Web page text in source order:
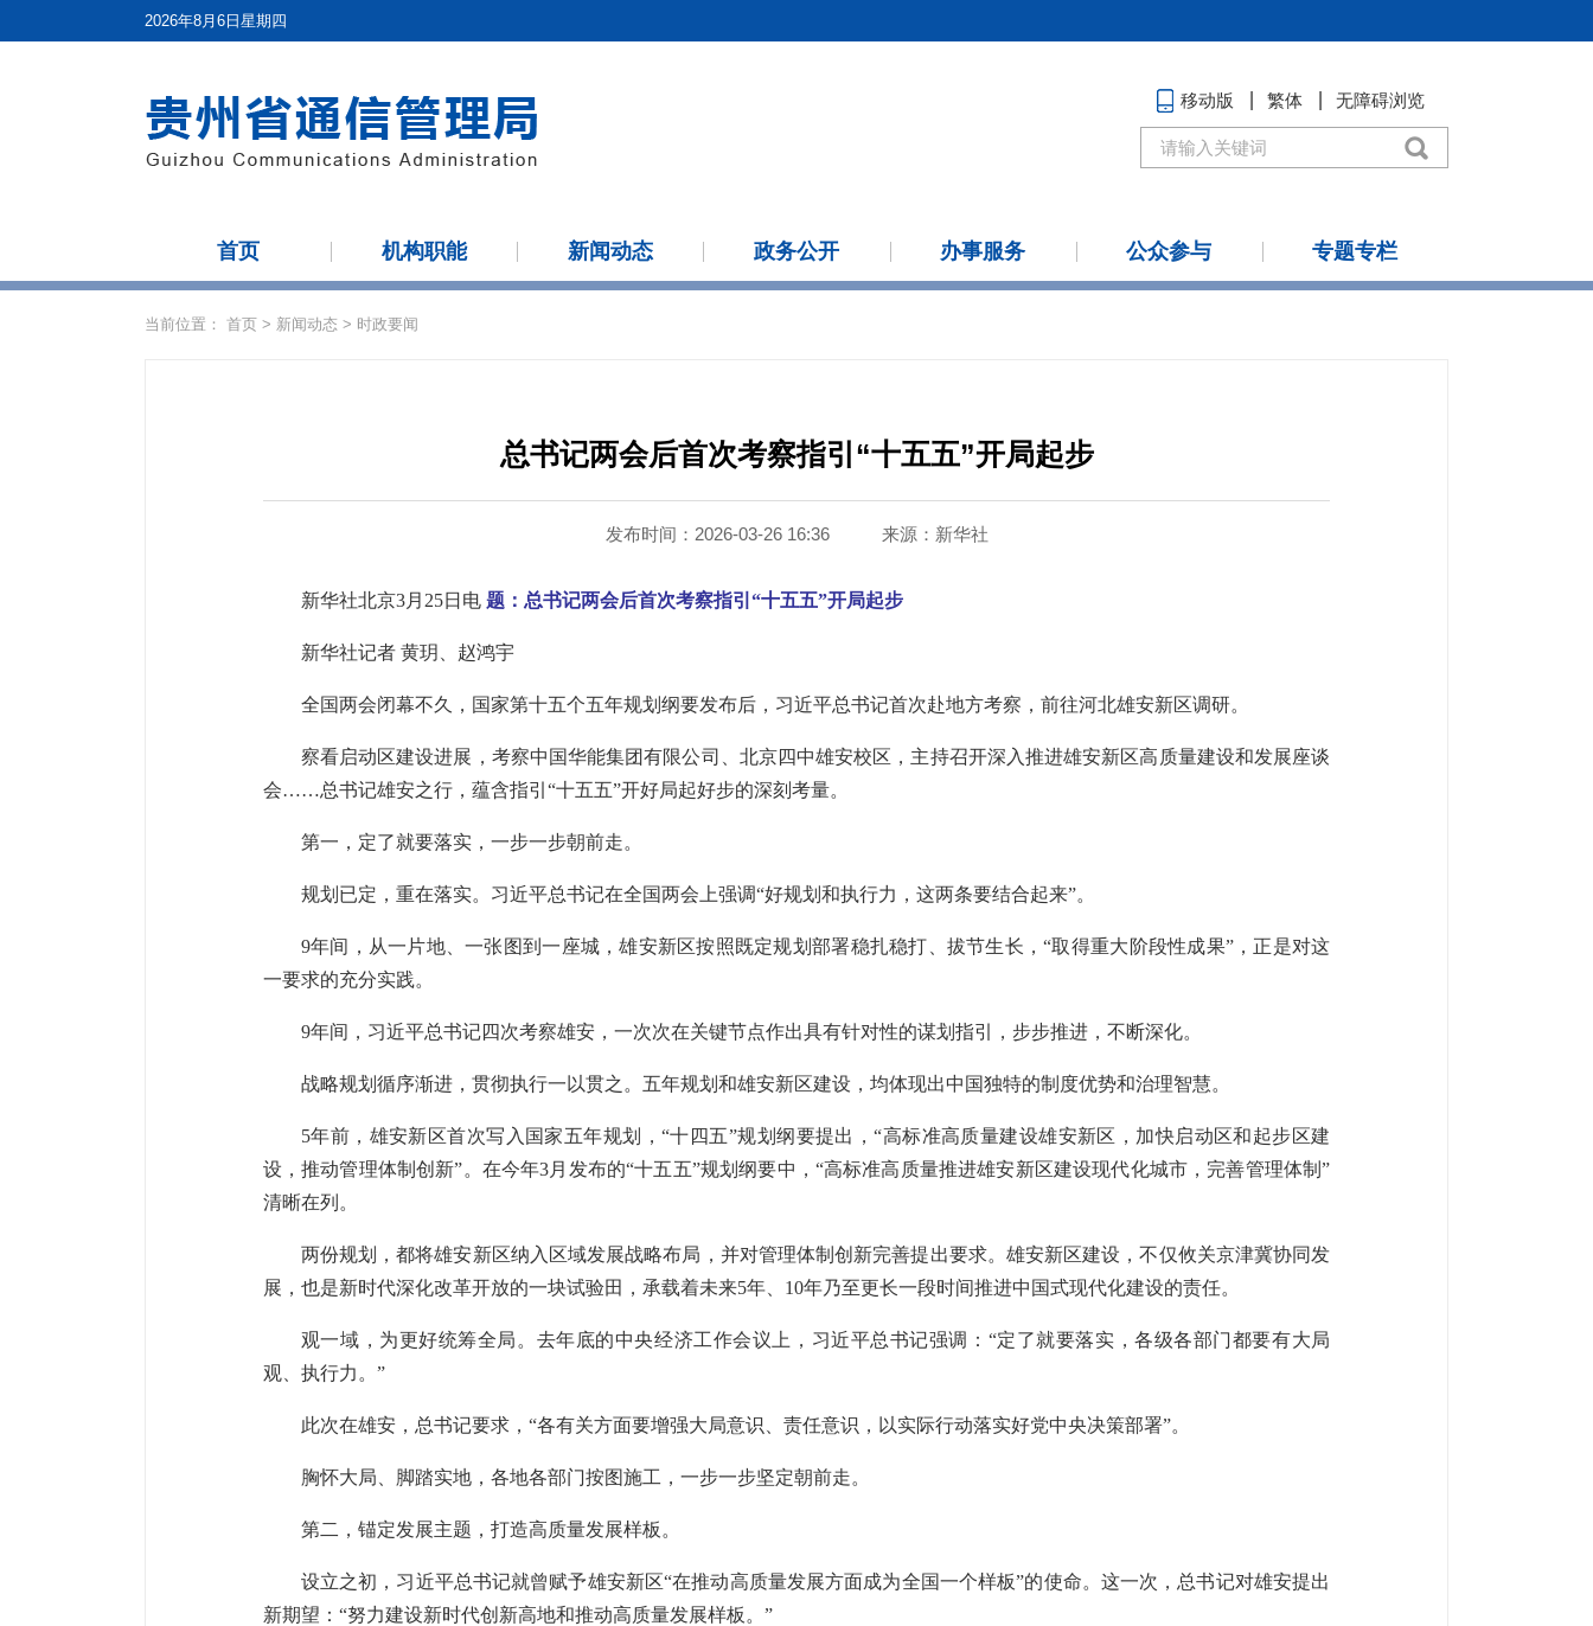
2026年8月6日星期四
移动版 繁体 无障碍浏览
首页 机构职能 新闻动态 政务公开 办事服务 公众参与 专题专栏
当前位置： 首页 > 新闻动态 > 时政要闻
总书记两会后首次考察指引“十五五”开局起步
发布时间：2026-03-26 16:36 来源： 新华社
新华社北京3月25日电 题：总书记两会后首次考察指引“十五五”开局起步
新华社记者 黄玥、赵鸿宇
全国两会闭幕不久，国家第十五个五年规划纲要发布后，习近平总书记首次赴地方考察，前往河北雄安新区调研。
察看启动区建设进展，考察中国华能集团有限公司、北京四中雄安校区，主持召开深入推进雄安新区高质量建设和发展座谈
会……总书记雄安之行，蕴含指引“十五五”开好局起好步的深刻考量。
第一，定了就要落实，一步一步朝前走。
规划已定，重在落实。习近平总书记在全国两会上强调“好规划和执行力，这两条要结合起来”。
9年间，从一片地、一张图到一座城，雄安新区按照既定规划部署稳扎稳打、拔节生长，“取得重大阶段性成果”，正是对这
一要求的充分实践。
9年间，习近平总书记四次考察雄安，一次次在关键节点作出具有针对性的谋划指引，步步推进，不断深化。
战略规划循序渐进，贯彻执行一以贯之。五年规划和雄安新区建设，均体现出中国独特的制度优势和治理智慧。
5年前，雄安新区首次写入国家五年规划，“十四五”规划纲要提出，“高标准高质量建设雄安新区，加快启动区和起步区建
设，推动管理体制创新”。在今年3月发布的“十五五”规划纲要中，“高标准高质量推进雄安新区建设现代化城市，完善管理体制”
清晰在列。
两份规划，都将雄安新区纳入区域发展战略布局，并对管理体制创新完善提出要求。雄安新区建设，不仅攸关京津冀协同发
展，也是新时代深化改革开放的一块试验田，承载着未来5年、10年乃至更长一段时间推进中国式现代化建设的责任。
观一域，为更好统筹全局。去年底的中央经济工作会议上，习近平总书记强调：“定了就要落实，各级各部门都要有大局
观、执行力。”
此次在雄安，总书记要求，“各有关方面要增强大局意识、责任意识，以实际行动落实好党中央决策部署”。
胸怀大局、脚踏实地，各地各部门按图施工，一步一步坚定朝前走。
第二，锚定发展主题，打造高质量发展样板。
设立之初，习近平总书记就曾赋予雄安新区“在推动高质量发展方面成为全国一个样板”的使命。这一次，总书记对雄安提出
新期望：“努力建设新时代创新高地和推动高质量发展样板。”